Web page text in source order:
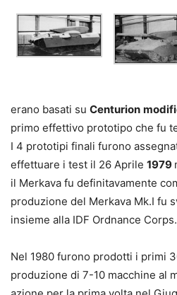
erano basati su Centurion
primo effettivo prototipo che fu
I 4 prototipi finali furono
effettuare i test il 26 Aprile 1979
il Merkava fu definitavamente
produzione del Merkava Mk.I fu
insieme alla IDF Ordnance Corps.
Nel 1980 furono prodotti i primi
produzione di 7-10 macchine al